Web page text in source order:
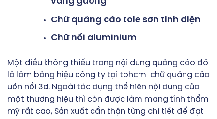
Chữ quảng cáo tole sơn tĩnh điện
Chữ nổi aluminium
Một điều không thiếu trong nội dung quảng cáo đó
là làm bảng hiệu công ty tại tphcm chữ quảng cáo
uốn nổi 3d. Ngoài tác dụng thể hiện nội dung của
một thương hiệu thì còn được làm mang tính thẩm
mỹ rất cao, Sản xuất cẩn thận từng chi tiết để đạt